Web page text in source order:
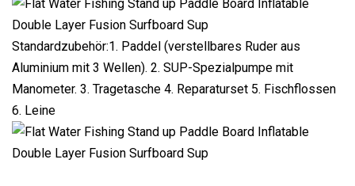
Standardzubehör:1. Paddel (verstellbares Ruder aus
Aluminium mit 3 Wellen). 2. SUP-Spezialpumpe mit
Manometer. 3. Tragetasche 4. Reparaturset 5. Fischflossen
6. Leine